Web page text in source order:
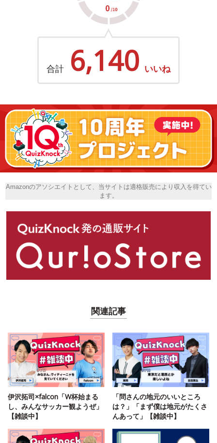
合計 6,140 いいね
Amazonのアソシエイトとして、当サイトは適格販売により収入を得てい
ます。
関連記事
伊沢拓司×falcon「W杯始まる
し、みんなサッカー観ようぜ」
【雑談中】
「問さんの地元のいいところ
は？」「まず僕は地元がたくさ
んあって」【雑談中】